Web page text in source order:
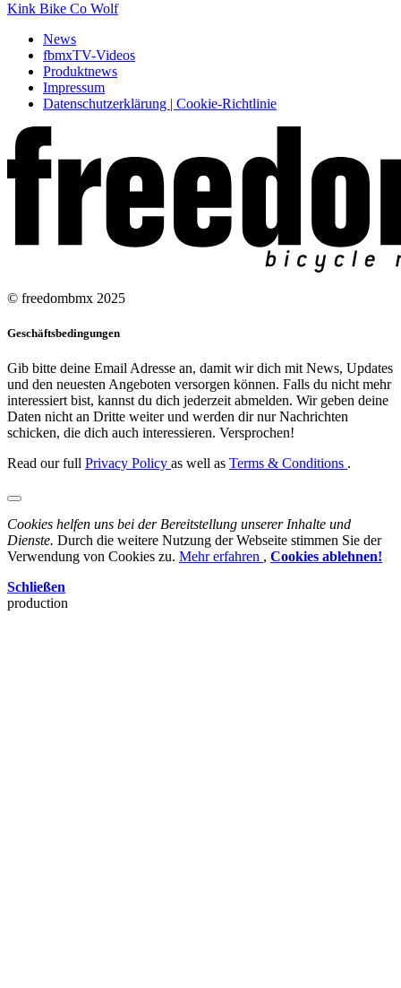
Kink Bike Co Wolf
News
fbmxTV-Videos
Produktnews
Impressum
Datenschutzerklärung | Cookie-Richtlinie
© freedombmx 2025
Geschäftsbedingungen
Gib bitte deine Email Adresse an, damit wir dich mit News, Updates
und den neuesten Angeboten versorgen können. Falls du nicht mehr
interessiert bist, kannst du dich jederzeit abmelden. Wir geben deine
Daten nicht an Dritte weiter und werden dir nur Nachrichten
schicken, die dich auch interessieren. Versprochen!
Read our full Privacy Policy as well as Terms & Conditions .
Cookies helfen uns bei der Bereitstellung unserer Inhalte und
Dienste. Durch die weitere Nutzung der Webseite stimmen Sie der
Verwendung von Cookies zu. Mehr erfahren , Cookies ablehnen!
Schließen
production